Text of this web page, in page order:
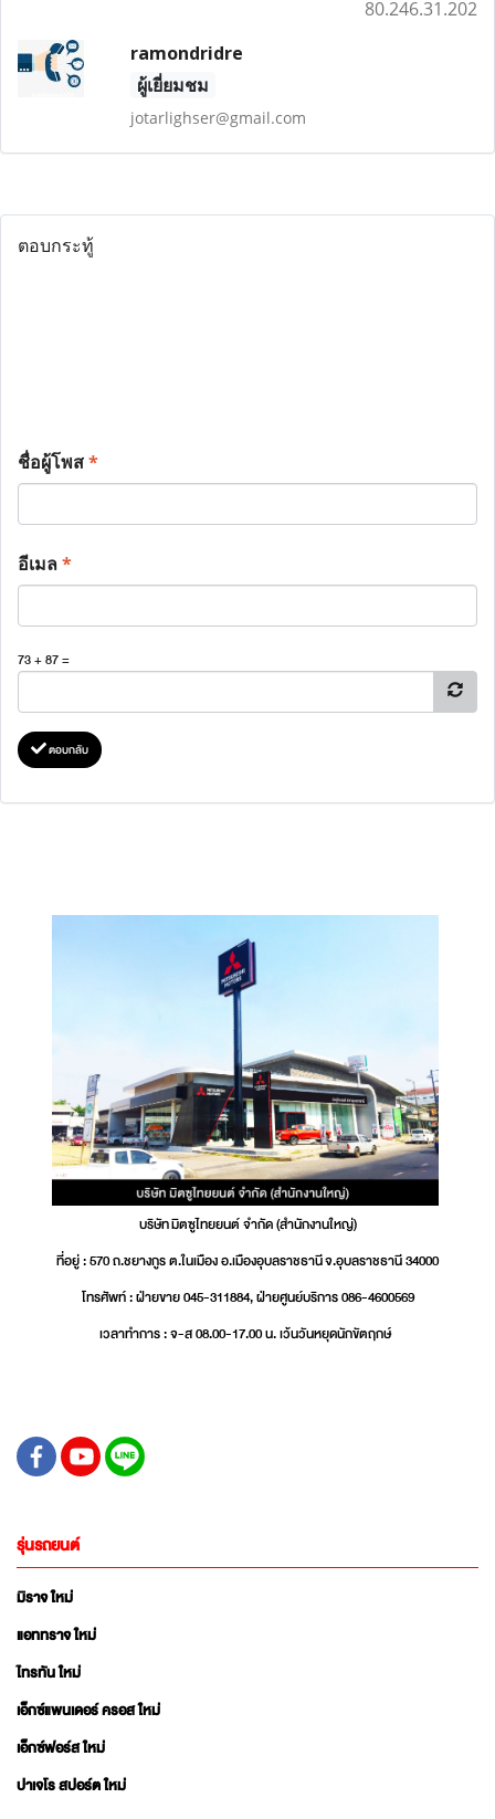
80.246.31.202
ramondridre
ผู้เยี่ยมชม
jotarlighser@gmail.com
ตอบกระทู้
ชื่อผู้โพส*
อีเมล*
73 + 87 =
ตอบกลับ
บริษัท มิตซูไทยยนต์ จำกัด (สำนักงานใหญ่)
ที่อยู่ : 570 ถ.ชยางกูร ต.ในเมือง อ.เมืองอุบลราชธานี จ.อุบลราชธานี 34000
โทรศัพท์ : ฝ่ายขาย 045-311884, ฝ่ายศูนย์บริการ 086-4600569
เวลาทำการ : จ-ส 08.00-17.00 น. เว้นวันหยุดนักขัตฤกษ์
รุ่นรถยนต์
มิราจ ใหม่
แอททราจ ใหม่
ไทรทัน ใหม่
เอ็กซ์แพนเดอร์ ครอส ใหม่
เอ็กซ์ฟอร์ส ใหม่
ปาเจโร สปอร์ต ใหม่